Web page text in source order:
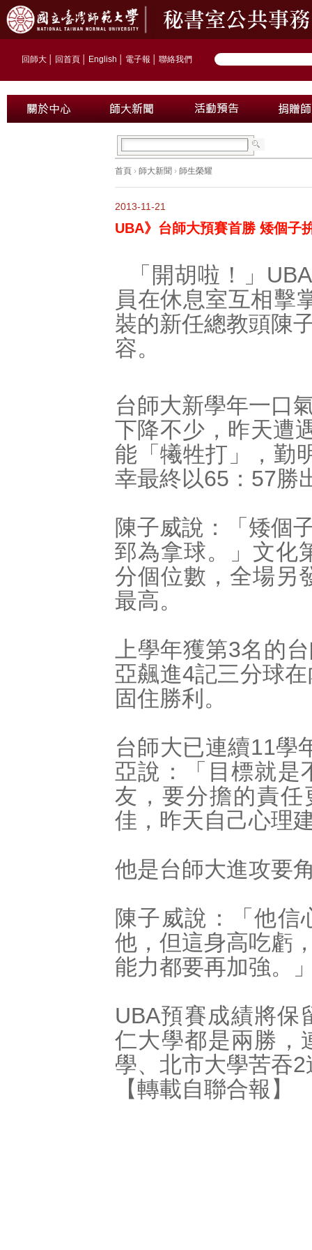
回師大 回首頁 English 電子報 聯絡我們
首頁 › 師大新聞 › 師生榮耀
2013-11-21
UBA》台師大預賽首勝 矮個子
「開胡啦！」
員在休息室互相擊
裝的新任總教頭陳
容。
台師大新學年一口
下降不少，昨天遭
能「犧牲打」，勤
幸最終以65：57勝
陳子威說：「矮個
郅為拿球。」文化
分個位數，全場另
最高。
上學年獲第3名的
亞飆進4記三分球
固住勝利。
台師大已連續11學
亞說：「目標就是
友，要分擔的責
佳，昨天自己心理
他是台師大進攻要
陳子威說：「他信
他，但這身高吃虧
能力都要再加強。
UBA預賽成績將保
仁大學都是兩勝，
學、北市大學苦吞2
【轉載自聯合報】